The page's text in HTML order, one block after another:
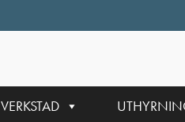
VERKSTAD